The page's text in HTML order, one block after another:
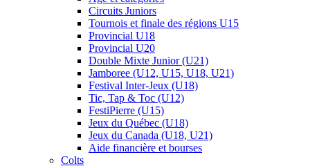
Circuits Juniors
Tournois et finale des régions U15
Provincial U18
Provincial U20
Double Mixte Junior (U21)
Jamboree (U12, U15, U18, U21)
Festival Inter-Jeux (U18)
Tic, Tap & Toc (U12)
FestiPierre (U15)
Jeux du Québec (U18)
Jeux du Canada (U18, U21)
Aide financière et bourses
Colts